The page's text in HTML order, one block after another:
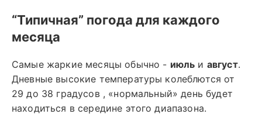
“Типичная” погода для каждого
месяца
Самые жаркие месяцы обычно - июль и август.
Дневные высокие температуры колеблются от
29 до 38 градусов , «нормальный» день будет
находиться в середине этого диапазона.